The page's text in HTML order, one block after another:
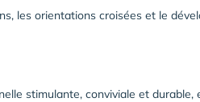
les orientations croisées et le
stimulante, conviviale et durable,